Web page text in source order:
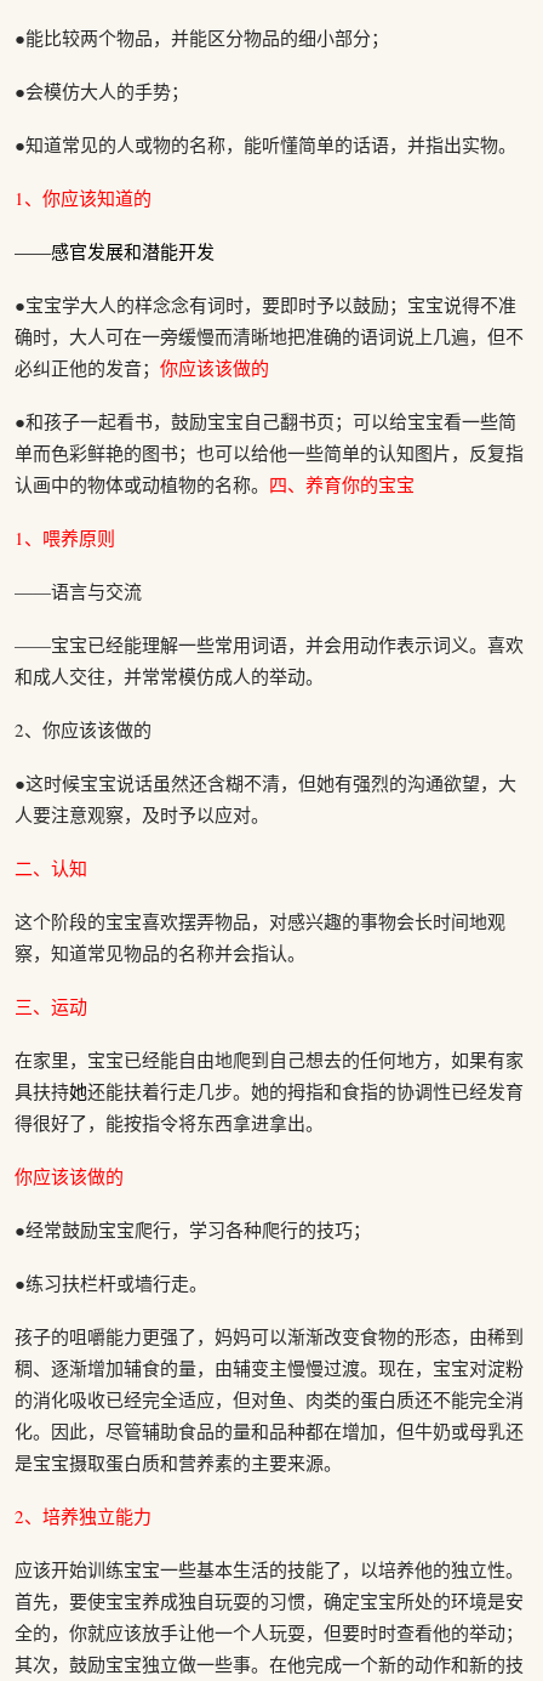
●能比较两个物品，并能区分物品的细小部分；
●会模仿大人的手势；
●知道常见的人或物的名称，能听懂简单的话语，并指出实物。
1、你应该知道的
——感官发展和潜能开发
●宝宝学大人的样念念有词时，要即时予以鼓励；宝宝说得不准
确时，大人可在一旁缓慢而清晰地把准确的语词说上几遍，但不
必纠正他的发音； 你应该该做的
●和孩子一起看书，鼓励宝宝自己翻书页；可以给宝宝看一些简
单而色彩鲜艳的图书；也可以给他一些简单的认知图片，反复指
认画中的物体或动植物的名称。 四、养育你的宝宝
1、喂养原则
——语言与交流
——宝宝已经能理解一些常用词语，并会用动作表示词义。喜欢
和成人交往，并常常模仿成人的举动。
2、你应该该做的
●这时候宝宝说话虽然还含糊不清，但她有强烈的沟通欲望，大
人要注意观察，及时予以应对。
二、认知
这个阶段的宝宝喜欢摆弄物品，对感兴趣的事物会长时间地观
察，知道常见物品的名称并会指认。
三、运动
在家里，宝宝已经能自由地爬到自己想去的任何地方，如果有家
具扶持她还能扶着行走几步。她的拇指和食指的协调性已经发育
得很好了，能按指令将东西拿进拿出。
你应该该做的
●经常鼓励宝宝爬行，学习各种爬行的技巧；
●练习扶栏杆或墙行走。
孩子的咀嚼能力更强了，妈妈可以渐渐改变食物的形态，由稀到
稠、逐渐增加辅食的量，由辅变主慢慢过渡。现在，宝宝对淀粉
的消化吸收已经完全适应，但对鱼、肉类的蛋白质还不能完全消
化。因此，尽管辅助食品的量和品种都在增加，但牛奶或母乳还
是宝宝摄取蛋白质和营养素的主要来源。
2、培养独立能力
应该开始训练宝宝一些基本生活的技能了，以培养他的独立性。
首先，要使宝宝养成独自玩耍的习惯，确定宝宝所处的环境是安
全的，你就应该放手让他一个人玩耍，但要时时查看他的举动；
其次，鼓励宝宝独立做一些事。在他完成一个新的动作和新的技